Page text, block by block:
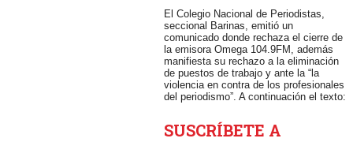
El Colegio Nacional de Periodistas,
seccional Barinas, emitió un
comunicado donde rechaza el cierre de
la emisora Omega 104.9FM, además
manifiesta su rechazo a la eliminación
de puestos de trabajo y ante la “la
violencia en contra de los profesionales
del periodismo”. A continuación el texto:
SUSCRÍBETE A